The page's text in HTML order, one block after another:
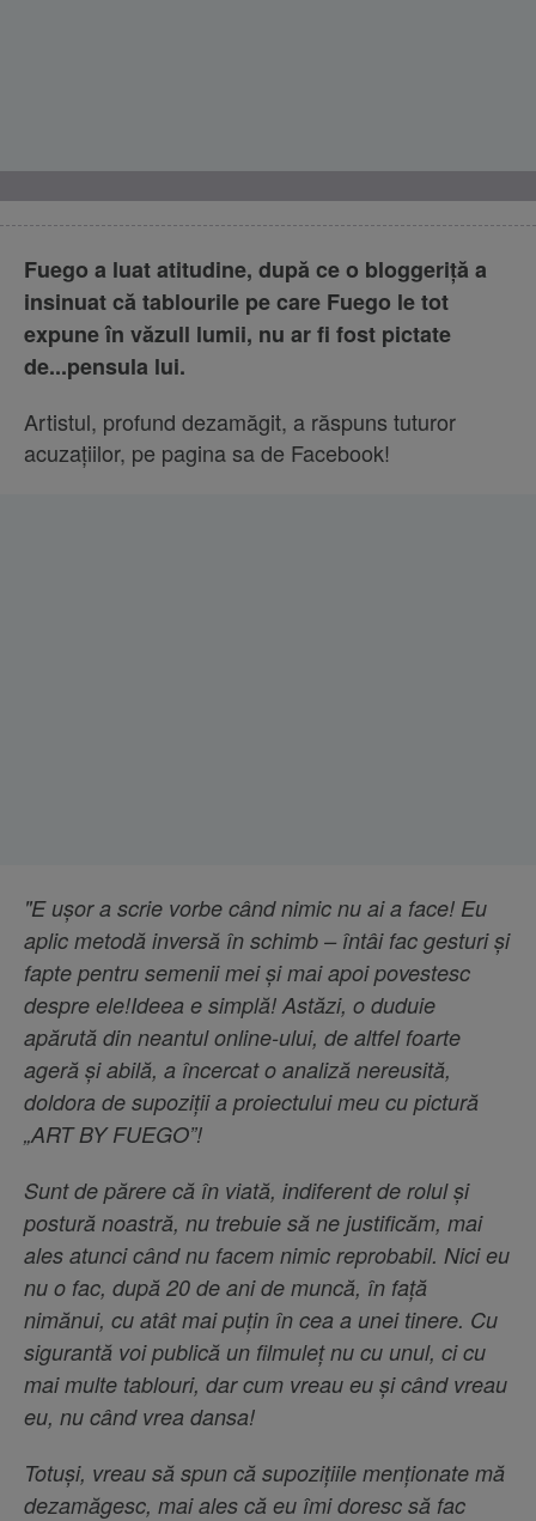
Fuego a luat atitudine, după ce o bloggeriţă a
insinuat că tablourile pe care Fuego le tot
expune în văzull lumii, nu ar fi fost pictate
de...pensula lui.
Artistul, profund dezamăgit, a răspuns tuturor
acuzaţiilor, pe pagina sa de Facebook!
"E ușor a scrie vorbe când nimic nu ai a face! Eu
aplic metodă inversă în schimb – întâi fac gesturi și
fapte pentru semenii mei și mai apoi povestesc
despre ele!Ideea e simplă! Astăzi, o duduie
apărută din neantul online-ului, de altfel foarte
ageră și abilă, a încercat o analiză nereusită,
doldora de supoziții a proiectului meu cu pictură
„ART BY FUEGO”!
Sunt de părere că în viată, indiferent de rolul și
postură noastră, nu trebuie să ne justificăm, mai
ales atunci când nu facem nimic reprobabil. Nici eu
nu o fac, după 20 de ani de muncă, în față
nimănui, cu atât mai puțin în cea a unei tinere. Cu
sigurantă voi publică un filmuleț nu cu unul, ci cu
mai multe tablouri, dar cum vreau eu și când vreau
eu, nu când vrea dansa!
Totuși, vreau să spun că supozițiile menționate mă
dezamăgesc, mai ales că eu îmi doresc să fac